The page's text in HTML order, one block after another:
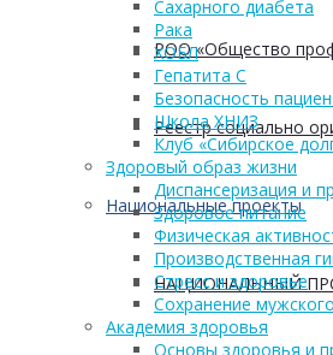
РОО «Общество
Реестр социально
Национальные проекты
НАЦИОНАЛЬНЫЙ
Сахарного диабета
Рака
ХОБЛ
Гепатита С
Безопасность
Школа ХНИЗ
Клуб «Сибирское
Здоровый образ жизни
Диспансеризация и
Здоровое питание
Физическая
Производственная
Стресс и здоровье
Сохранение
Академия здоровья
Основы здоровья и